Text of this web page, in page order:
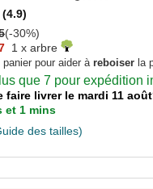
(4.9)
(-30%)
1 x arbre
panier pour aider à reboiser la
que 7 pour expédition
faire livrer le mardi 11
et 1 mins
des tailles)